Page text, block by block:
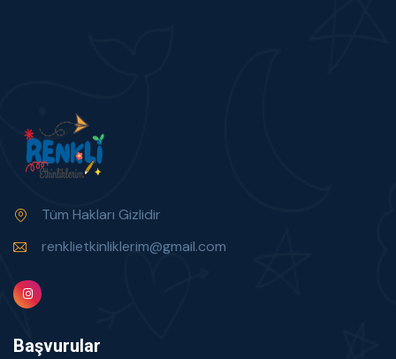
Tüm Hakları Gizlidir
renklietkinliklerim@gmail.com
Başvurular